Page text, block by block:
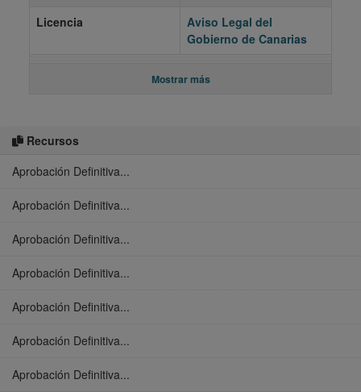
Recursos
Aprobación Definitiva...
Aprobación Definitiva...
Aprobación Definitiva...
Aprobación Definitiva...
Aprobación Definitiva...
Aprobación Definitiva...
Aprobación Definitiva...
Licencia
Aviso Legal del
Gobierno de Canarias
Mostrar más